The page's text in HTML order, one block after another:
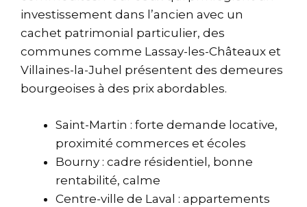
investissement dans l’ancien avec un
cachet patrimonial particulier, des
communes comme Lassay-les-Châteaux et
Villaines-la-Juhel présentent des demeures
bourgeoises à des prix abordables.
Saint-Martin : forte demande locative,
proximité commerces et écoles
Bourny : cadre résidentiel, bonne
rentabilité, calme
Centre-ville de Laval : appartements